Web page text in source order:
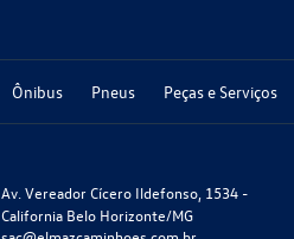
Ônibus Pneus Peças e Serviços
Av. Vereador Cícero Ildefonso, 1534 -
California Belo Horizonte/MG